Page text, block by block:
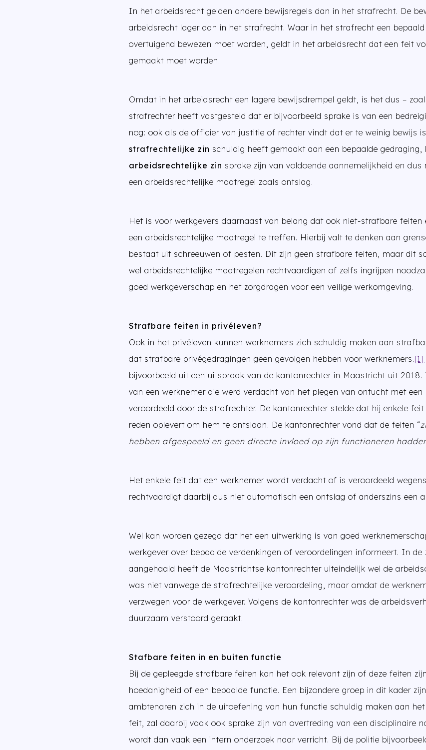
In het arbeidsrecht gelden andere bewijsregels dan in het strafrecht. De
arbeidsrecht lager dan in het strafrecht. Waar in het strafrecht een
overtuigend bewezen moet worden, geldt in het arbeidsrecht dat een feit
gemaakt moet worden.
Omdat in het arbeidsrecht een lagere bewijsdrempel geldt, is het dus –
strafrechter heeft vastgesteld dat er bijvoorbeeld sprake is van een
nog: ook als de officier van justitie of rechter vindt dat er te weinig bewijs
strafrechtelijke zin schuldig heeft gemaakt aan een bepaalde gedraging,
arbeidsrechtelijke zin sprake zijn van voldoende aannemelijkheid en dus
een arbeidsrechtelijke maatregel zoals ontslag.
Het is voor werkgevers daarnaast van belang dat ook niet-strafbare feiten
een arbeidsrechtelijke maatregel te treffen. Hierbij valt te denken aan
bestaat uit schreeuwen of pesten. Dit zijn geen strafbare feiten, maar dit
wel arbeidsrechtelijke maatregelen rechtvaardigen of zelfs ingrijpen
goed werkgeverschap en het zorgdragen voor een veilige werkomgeving.
Strafbare feiten in privéleven?
Ook in het privéleven kunnen werknemers zich schuldig maken aan
dat strafbare privégedragingen geen gevolgen hebben voor werknemers.[1]
bijvoorbeeld uit een uitspraak van de kantonrechter in Maastricht uit 2018.
van een werknemer die werd verdacht van het plegen van ontucht met
veroordeeld door de strafrechter. De kantonrechter stelde dat hij enkele
reden oplevert om hem te ontslaan. De kantonrechter vond dat de feiten “
hebben afgespeeld en geen directe invloed op zijn functioneren
Het enkele feit dat een werknemer wordt verdacht of is veroordeeld
rechtvaardigt daarbij dus niet automatisch een ontslag of anderszins een
Wel kan worden gezegd dat het een uitwerking is van goed
werkgever over bepaalde verdenkingen of veroordelingen informeert. In de
aangehaald heeft de Maastrichtse kantonrechter uiteindelijk wel de
was niet vanwege de strafrechtelijke veroordeling, maar omdat de
verzwegen voor de werkgever. Volgens de kantonrechter was de
duurzaam verstoord geraakt.
Stafbare feiten in en buiten functie
Bij de gepleegde strafbare feiten kan het ook relevant zijn of deze feiten
hoedanigheid of een bepaalde functie. Een bijzondere groep in dit kader
ambtenaren zich in de uitoefening van hun functie schuldig maken aan
feit, zal daarbij vaak ook sprake zijn van overtreding van een disciplinaire
wordt dan vaak een intern onderzoek naar verricht. Bij de politie